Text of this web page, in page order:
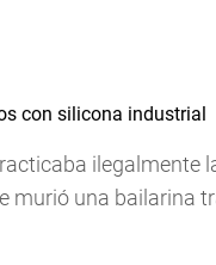
ilegalmente
murió una bailarina